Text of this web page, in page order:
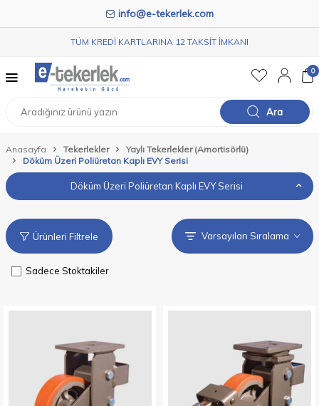
info@e-tekerlek.com
TÜM KREDİ KARTLARINA 12 TAKSİT İMKANI
Ara
0
Anasayfa Tekerlekler
Yaylı Tekerlekler (Amortisörlü)
Döküm Üzeri Poliüretan Kaplı EVY Serisi
Döküm Üzeri Poliüretan Kaplı EVY Serisi
Ürünleri Filtrele
Sadece Stoktakiler